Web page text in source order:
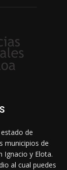
de
municipios de
Ignacio y Elota.
al cual puedes